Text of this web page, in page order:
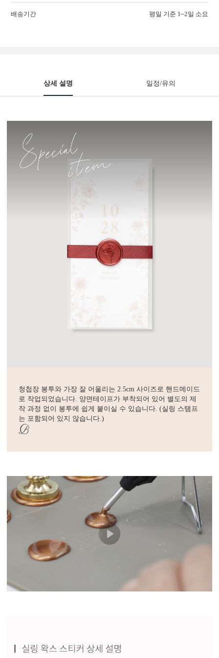
배송기간 평일 기준 1~2일 소요
상세 설명 일정/유의
청첩장 봉투와 가장 잘 어울리는 2.5cm 사이즈로 핸드메이드
로 작업되었습니다. 양면테이프가 부착되어 있어 별도의 제
작 과정 없이 봉투에 쉽게 붙이실 수 있습니다. (실링 스탬프
는 포함되어 있지 않습니다.)